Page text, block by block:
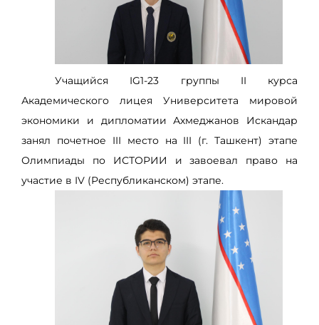
Учащийся IG1-23 группы II курса
Академического лицея Университета мировой
экономики и дипломатии Ахмеджанов Искандар
занял почетное III место на III (г. Ташкент) этапе
Олимпиады по ИСТОРИИ и завоевал право на
участие в IV (Республиканском) этапе.